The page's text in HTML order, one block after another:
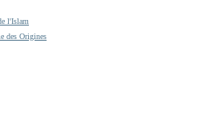
l'Islam
des Origines